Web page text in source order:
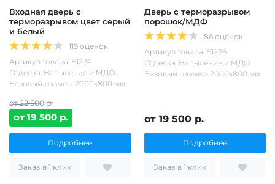
Входная дверь с
терморазрывом цвет серый
и белый
119 оценок
Артикул товара: Е1274
Отделка: Напыление и МДФ
Базовый размер: 2000х800 мм
от 22 500 р.
от 19 500 р.
Подробнее
Заказ в 1 клик
Дверь с терморазрывом
порошок/МДФ
86 оценок
Артикул товара: Е1276
Отделка: Напыление и МДФ
Базовый размер: 2000х800 мм
от 19 500 р.
Подробнее
Заказ в 1 клик